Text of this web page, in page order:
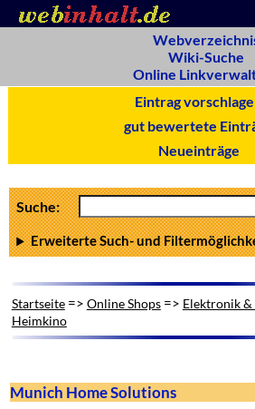
Wiki-Suche
Online
Eintrag
gut bewertete
Neueinträge
Suche:
Erweiterte Such- und
Startseite=> Online Shops=> Elektronik &
Heimkino
Munich Home Solutions